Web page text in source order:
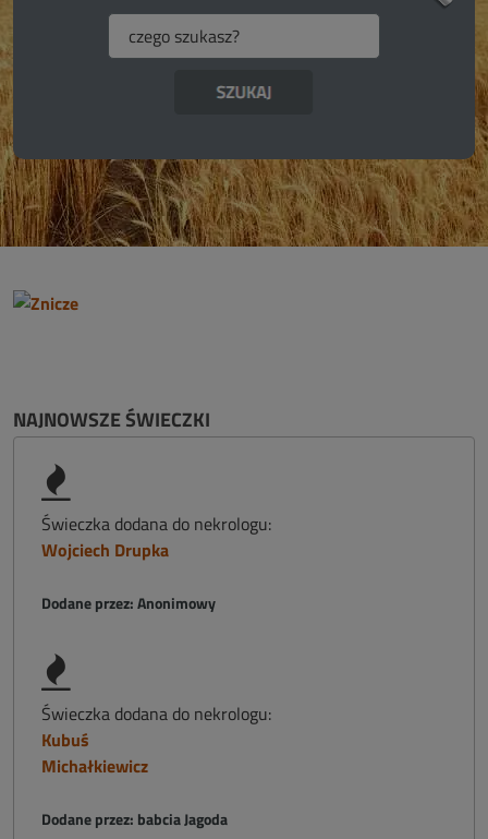
NAJNOWSZE ŚWIECZKI
Świeczka dodana do nekrologu:
Wojciech Drupka
Dodane przez: Anonimowy
Świeczka dodana do nekrologu:
Kubuś
Michałkiewicz
Dodane przez: babcia Jagoda